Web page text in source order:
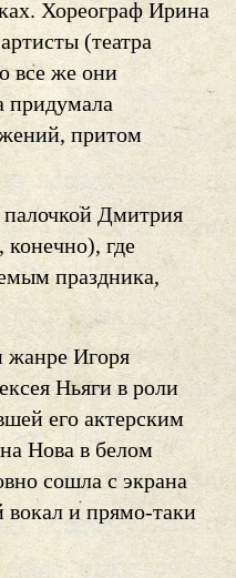
Хореограф Ирина
(театра
все же они
придумала
притом
палочкой Дмитрия
где
праздника,
жанре Игоря
Ньяги в роли
его актерским
Нова в белом
сошла с экрана
и прямо-таки